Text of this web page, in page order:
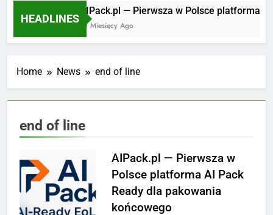
HEADLINES
AIPack.pl — Pierwsza w Polsce platforma AI
10 Miesięcy Ago
Home News end of line
end of line
AIPack.pl — Pierwsza w
Polsce platforma AI Pack
Ready dla pakowania
końcowego